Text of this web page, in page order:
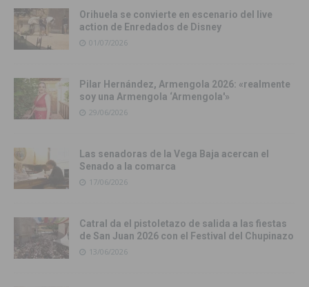
Orihuela se convierte en escenario del live
action de Enredados de Disney
01/07/2026
Pilar Hernández, Armengola 2026: «realmente
soy una Armengola ‘Armengola'»
29/06/2026
Las senadoras de la Vega Baja acercan el
Senado a la comarca
17/06/2026
Catral da el pistoletazo de salida a las fiestas
de San Juan 2026 con el Festival del Chupinazo
13/06/2026